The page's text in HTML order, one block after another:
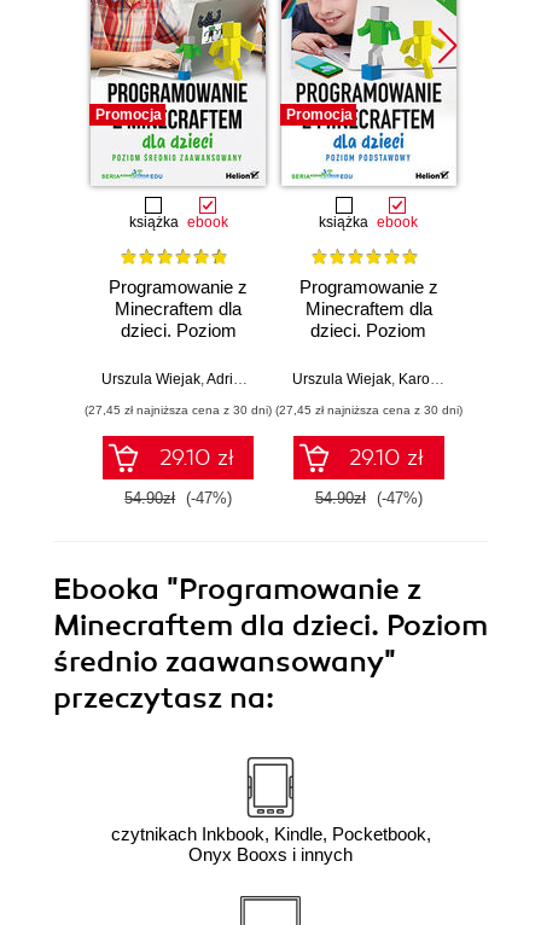
Promocja
książka ebook
Programowanie z
Minecraftem dla
dzieci. Poziom
zaawansowany.
Urszula Wiejak Adrian Wojciechowski
(27,45 zł najniższa cena z 30 dni)
29.10 zł
54.90zł (-47%)
Promocja
książka ebook
Programowanie z
Minecraftem dla
dzieci. Poziom
Wydanie III
Urszula Wiejak, Karolina Niemira
(27,45 zł najniższa cena z 30 dni)
29.10 zł
54.90zł (-47%)
Ebooka "Programowanie z
Minecraftem dla dzieci. Poziom
średnio zaawansowany"
przeczytasz na:
czytnikach Inkbook, Kindle, Pocketbook,
Onyx Booxs i innych